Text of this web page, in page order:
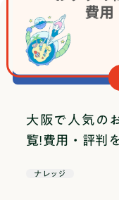
一緒に書き出し
かよりも最近何
徒の中から自発
す。課題研究と
て、調査・実験
究活動です。高
くり進めるケー
大阪で人気の
覧!費用・評判
ナレッジ